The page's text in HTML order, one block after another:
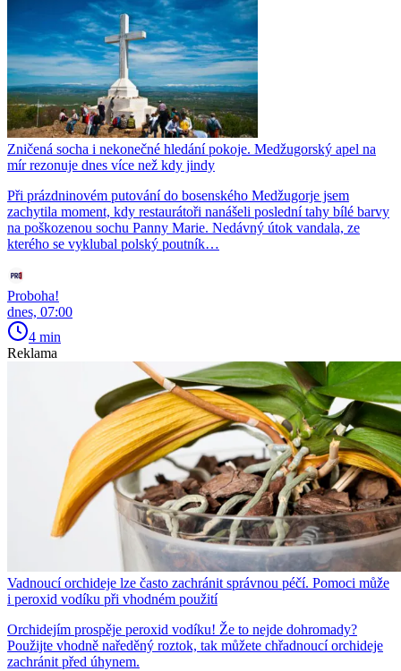
Zničená socha i nekonečné hledání pokoje. Medžugorský apel na
mír rezonuje dnes více než kdy jindy
Při prázdninovém putování do bosenského Medžugorje jsem
zachytila moment, kdy restaurátoři nanášeli poslední tahy bílé barvy
na poškozenou sochu Panny Marie. Nedávný útok vandala, ze
kterého se vyklubal polský poutník…
Proboha!
dnes, 07:00
4 min
Reklama
Vadnoucí orchideje lze často zachránit správnou péčí. Pomoci může
i peroxid vodíku při vhodném použití
Orchidejím prospěje peroxid vodíku! Že to nejde dohromady?
Použijte vhodně naředěný roztok, tak můžete chřadnoucí orchideje
zachránit před úhynem.